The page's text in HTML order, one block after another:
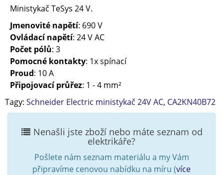
MinistykačTeSys 24 V.
Jmenovité napětí: 690 V
Ovládací napětí: 24 V AC
Počet pólů: 3
Pomocné kontakty: 1x spínací
Proud: 10 A
Připojovací průřez: 1 - 4 mm²
Tagy: Schneider Electric ministykač 24V AC, CA2KN40B72
Nenašli jste zboží nebo máte seznam od
elektrikáře?
Pošlete nám seznam materiálu a my Vám
připravíme cenovou nabídku na míru (více